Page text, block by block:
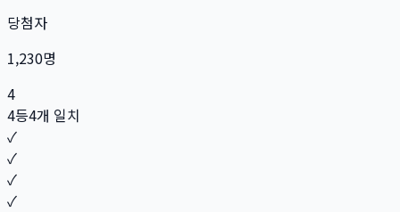
당첨자
1,230명
4
4등4개 일치
✓
✓
✓
✓